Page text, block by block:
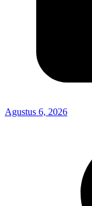
Agustus 6, 2026